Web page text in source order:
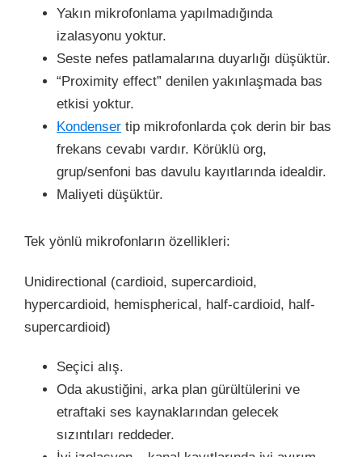
Yakın mikrofonlama yapılmadığında
izalasyonu yoktur.
Seste nefes patlamalarına duyarlığı düşüktür.
“Proximity effect” denilen yakınlaşmada bas
etkisi yoktur.
Kondenser tip mikrofonlarda çok derin bir bas
frekans cevabı vardır. Körüklü org,
grup/senfoni bas davulu kayıtlarında idealdir.
Maliyeti düşüktür.
Tek yönlü mikrofonların özellikleri:
Unidirectional (cardioid, supercardioid,
hypercardioid, hemispherical, half-cardioid, half-
supercardioid)
Seçici alış.
Oda akustiğini, arka plan gürültülerini ve
etraftaki ses kaynaklarından gelecek
sızıntıları reddeder.